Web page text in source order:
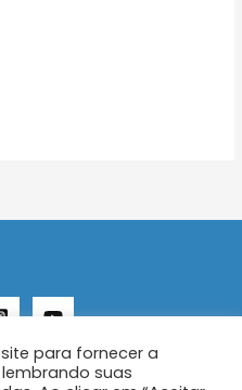
para fornecer a
suas